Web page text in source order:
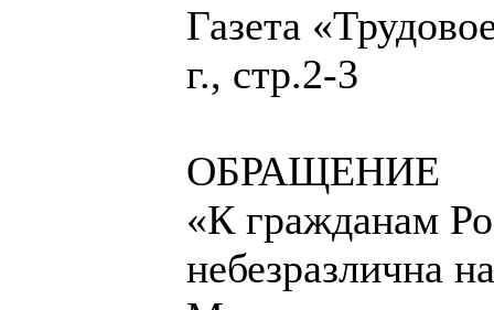
Газета
г., стр.2-3
ОБРАЩЕНИЕ
«К гражданам
небезразлична